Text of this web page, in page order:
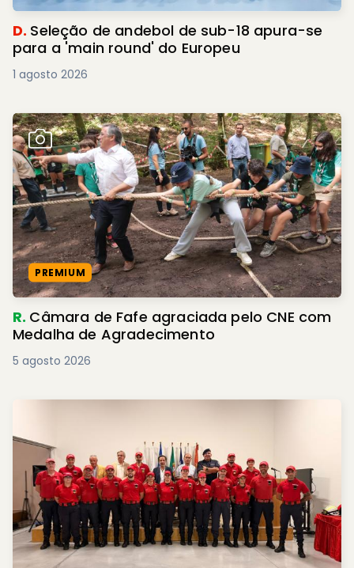
D. Seleção de andebol de sub-18 apura-se
para a 'main round' do Europeu
1 agosto 2026
PREMIUM
R. Câmara de Fafe agraciada pelo CNE com
Medalha de Agradecimento
5 agosto 2026